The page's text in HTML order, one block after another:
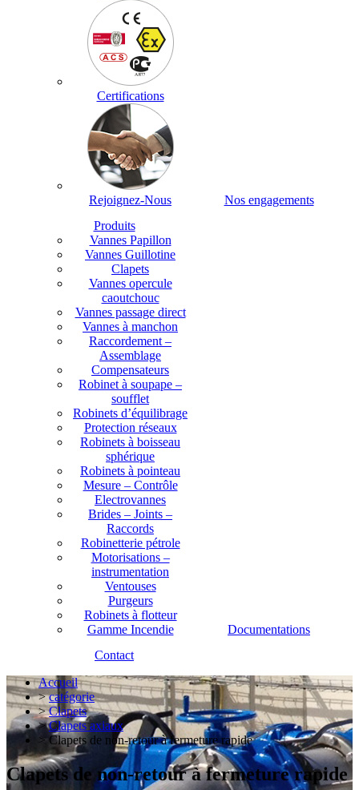
Certifications
Rejoignez-Nous
Nos engagements
Produits
Vannes Papillon
Vannes Guillotine
Clapets
Vannes opercule
caoutchouc
Vannes passage direct
Vannes à manchon
Raccordement –
Assemblage
Compensateurs
Robinet à soupape –
soufflet
Robinets d’équilibrage
Protection réseaux
Robinets à boisseau
sphérique
Robinets à pointeau
Mesure – Contrôle
Electrovannes
Brides – Joints –
Raccords
Robinetterie pétrole
Motorisations –
instrumentation
Ventouses
Purgeurs
Robinets à flotteur
Gamme Incendie
Documentations
Contact
Accueil
>catégorie
>Clapets
>Clapets axiaux
> Clapets de non-retour à fermeture rapide
Clapets de non-retour à fermeture rapide